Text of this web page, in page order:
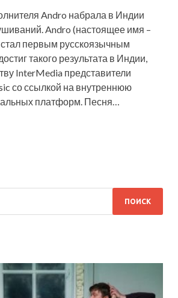
Andro набрала в Индии
Andro (настоящее имя –
первым русскоязычным
такого результата в Индии,
InterMedia представители
со ссылкой на внутреннюю
платформ. Песня…